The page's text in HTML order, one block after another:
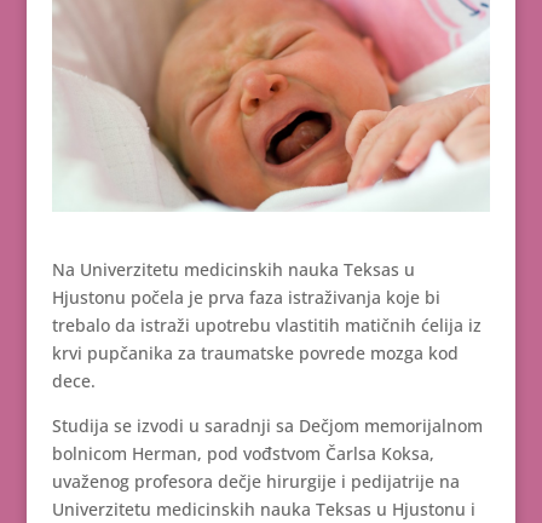
Na Univerzitetu medicinskih nauka Teksas u
Hjustonu počela je prva faza istraživanja koje bi
trebalo da istraži upotrebu vlastitih matičnih ćelija iz
krvi pupčanika za traumatske povrede mozga kod
dece.
Studija se izvodi u saradnji sa Dečjom memorijalnom
bolnicom Herman, pod vođstvom Čarlsa Koksa,
uvaženog profesora dečje hirurgije i pedijatrije na
Univerzitetu medicinskih nauka Teksas u Hjustonu i